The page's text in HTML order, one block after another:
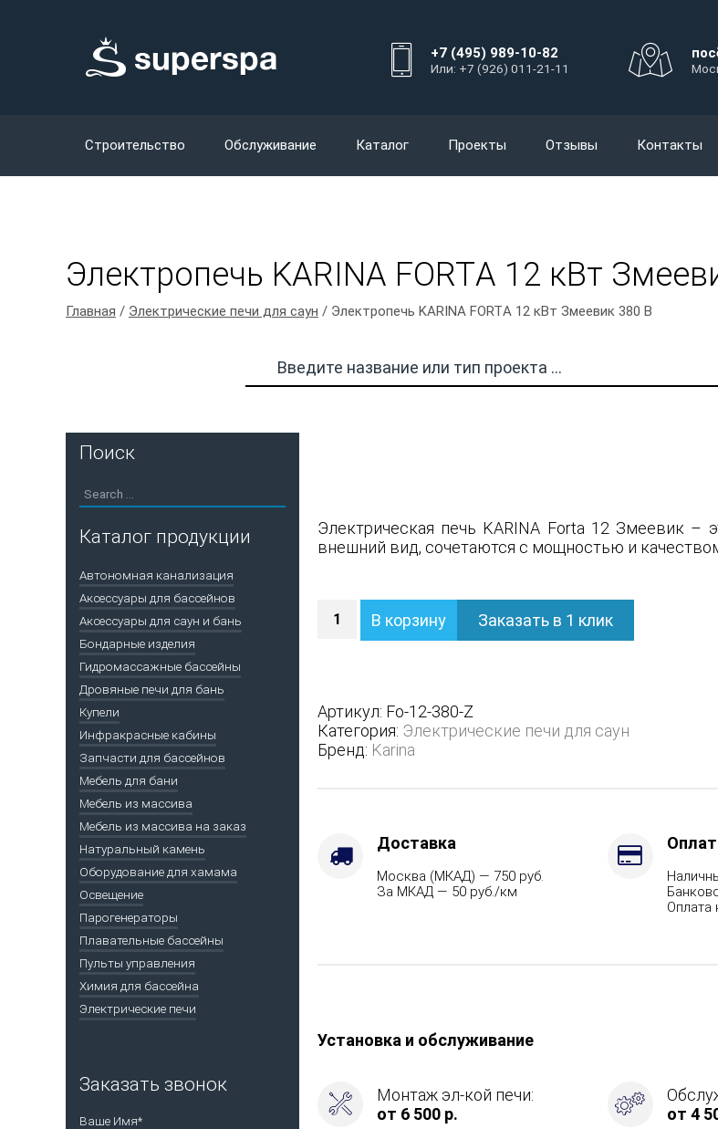
+7 (495) 989-10-82
Или: +7 (926) 011-21-11
Строительство Обслуживание Каталог Проекты Отзывы Контакты
Электропечь KARINA FORTА 12 кВт
Главная / Электрические печи для саун / Электропечь KARINA FORTА 12 кВт Змеевик 380 В
Электрическая печь KARINA Forta 12 Змеевик –
внешний вид, сочетаются с мощностью и
Электропечь
KARINA
кВт
Змеевик
380
В
В корзину Заказать в 1 клик
Артикул: Fo-12-380-Z
Категория: Электрические печи для саун
Бренд: Karina
Доставка
Москва (МКАД) — 750 руб.
За МКАД — 50 руб./км
Оплата
Установка и обслуживание
Монтаж эл-кой печи:
от 6 500 р.
от 4
Поиск
Каталог продукции
Автономная канализация
Аксессуары для бассейнов
Аксессуары для саун и бань
Бондарные изделия
Гидромассажные бассейны
Дровяные печи для бань
Купели
Инфракрасные кабины
Запчасти для бассейнов
Мебель для бани
Мебель из массива
Мебель из массива на заказ
Натуральный камень
Оборудование для хамама
Освещение
Парогенераторы
Плавательные бассейны
Пульты управления
Химия для бассейна
Электрические печи
Заказать звонок
Ваше Имя*